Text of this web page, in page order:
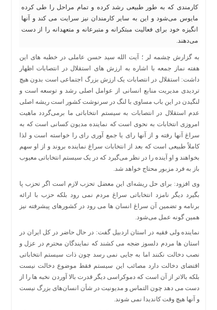
کارمندی که به طور طبیعی رشد کرده و تمام مراحل را طی کرده
مایوس می‌شود و این به سایر کارمندان نیز سرایت می کند و آنها
انگیزه خود برای فعالیت مبتکرانه و متبرعانه و متعهدانه را از دست
می‌دهند.
به گزارش چشمه لر ؛ آیت الله سید حسن عاملی در خطبه های این
هفته نماز جمعه با اشاره به ارزش های استقلال در انتصابات اظهار
داشت: استقلال در انتصابات یک ارزش بزرگ اجتماعی است بدون هیچ
تردیدی مدیریت منابع انسانی از عوامل اصلی رشد و توسعه است و
لنگیدن در این باب مساوی با لنگ در سرنوشت کشور است ریشه اصلی
عدم استقلال در انتصابات به سیستم انتخاباتی ما برمی‌گردد ماهیت
امروزی انتخابات به نحوی است که نماینده مدیون کسانی است که به
سراغ آنها رفته و از آنها رای یا جمع آوری رای را خواسته است و لذا
کاملاً طبیعی است که بعد از انتخابات سراغ نماینده بروند و از او سهم
بخواهند و او آینده را در نظر می‌گیرد که در یک سیستم انتخاباتی معیوب
باز به فرد مزبور محتاج خواهد شد.
وی افزود: برای حل ریشه‌ای این معضل تحزب لازم است اگر تحزب پا
بگیرد دیگر نامزد انتخاباتی سراغ مردم نمی رود بلکه حزب با ارائه
برنامه و تضمین آن سراغ انسان ها می رود در کشورهای پیشرفته نیز
همین گونه عمل می‌شود.
نماینده ولی فقیه در استان اردبیل گفت: در حال حاضر در کل ایران در
استان ها مردم دلسوز ضجه می کشند که نمایندگان محترم در عزل و
نصب دخالت نکنند اما به جایی نمی رسد چون ذات سیستم انتخاباتی
اقتضای دخالت دارد مصائب این سیستم فقط موضوع دخالت نیست
بلکه بالاتر از آن است که دموکراسی دیگر قدرت بالا آوردن نخبه ها را از
دست می دهد چون التماس و مدیونیت در شأن انسان‌های بزرگ نیست
و آنها هیچ وقت کاندیدا نمی شوند.